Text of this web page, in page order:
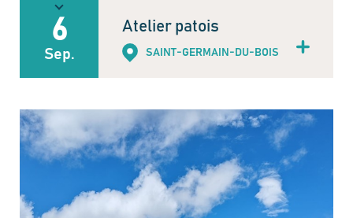
6
Sep.
Atelier patois
SAINT-GERMAIN-DU-BOIS